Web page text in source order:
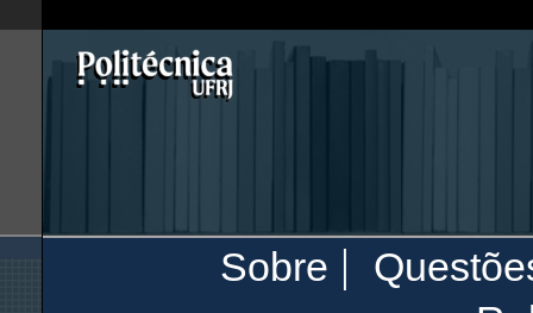
Sobre |